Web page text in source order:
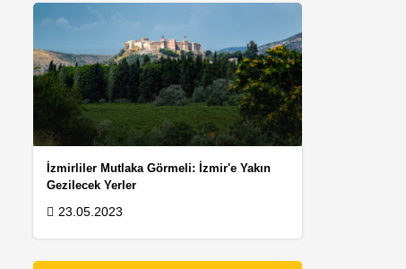
İzmirliler Mutlaka Görmeli: İzmir'e Yakın
Gezilecek Yerler
23.05.2023